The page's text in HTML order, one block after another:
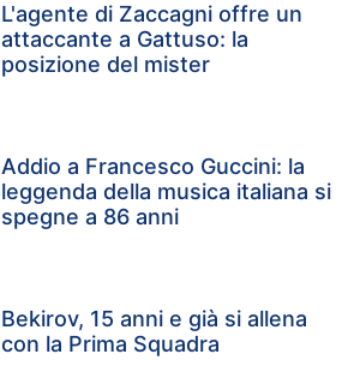
L'agente di Zaccagni offre un
attaccante a Gattuso: la
posizione del mister
Addio a Francesco Guccini: la
leggenda della musica italiana si
spegne a 86 anni
Bekirov, 15 anni e già si allena
con la Prima Squadra